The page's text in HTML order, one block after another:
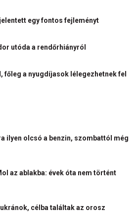
egy fontos fejleményt
utóda a rendőrhiányról
főleg a nyugdíjasok lélegezhetnek fel
ilyen olcsó a benzin, szombattól még
az ablakba: évek óta nem történt
célba találtak az orosz